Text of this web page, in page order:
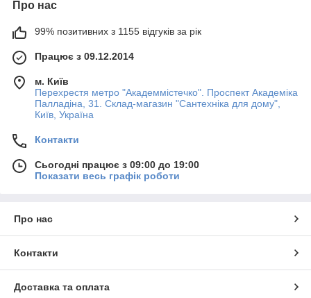
Про нас
99% позитивних з 1155 відгуків за рік
Працює з 09.12.2014
м. Київ
Перехрестя метро "Академмістечко". Проспект Академіка
Палладіна, 31. Склад-магазин "Сантехніка для дому",
Київ, Україна
Контакти
Сьогодні працює з 09:00 до 19:00
Показати весь графік роботи
Про нас
Контакти
Доставка та оплата